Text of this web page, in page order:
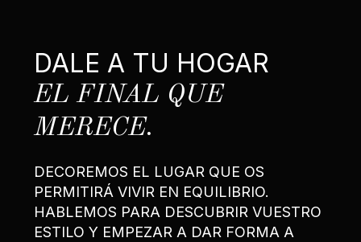
DALE A TU HOGAR
EL FINAL QUE
MERECE.
DECOREMOS EL LUGAR QUE OS
PERMITIRÁ VIVIR EN EQUILIBRIO.
HABLEMOS PARA DESCUBRIR VUESTRO
ESTILO Y EMPEZAR A DAR FORMA A